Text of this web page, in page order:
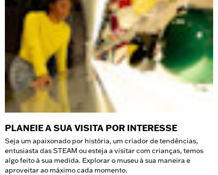
PLANEIE A SUA VISITA POR INTERESSE
Seja um apaixonado por história, um criador de tendências,
entusiasta das STEAM ou esteja a visitar com crianças, temos
algo feito à sua medida. Explorar o museu à sua maneira e
aproveitar ao máximo cada momento.